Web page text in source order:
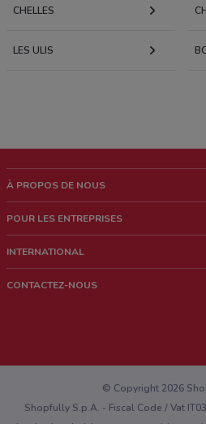
CHELLES
LES ULIS
À PROPOS DE NOUS
News & Médias
POUR LES ENTREPRISES
Contacts commerciaux et/ou marketing
INTERNATIONAL
CONTACTEZ-NOUS
Vous rencontrez un problème technique
© Copyright 2026
Shopfully S.p.A. - Fiscal Code / Vat